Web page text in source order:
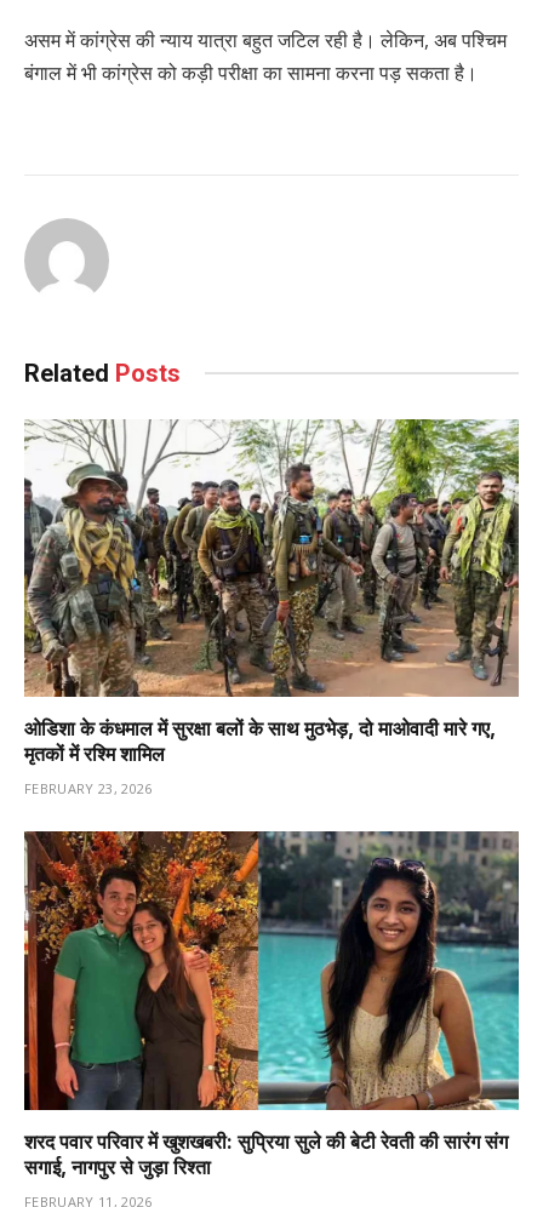
असम में कांग्रेस की न्याय यात्रा बहुत जटिल रही है। लेकिन, अब पश्चिम
बंगाल में भी कांग्रेस को कड़ी परीक्षा का सामना करना पड़ सकता है।
Related Posts
ओडिशा के कंधमाल में सुरक्षा बलों के साथ मुठभेड़, दो माओवादी मारे गए,
मृतकों में रश्मि शामिल
FEBRUARY 23, 2026
शरद पवार परिवार में खुशखबरी: सुप्रिया सुले की बेटी रेवती की सारंग संग
सगाई, नागपुर से जुड़ा रिश्ता
FEBRUARY 11, 2026